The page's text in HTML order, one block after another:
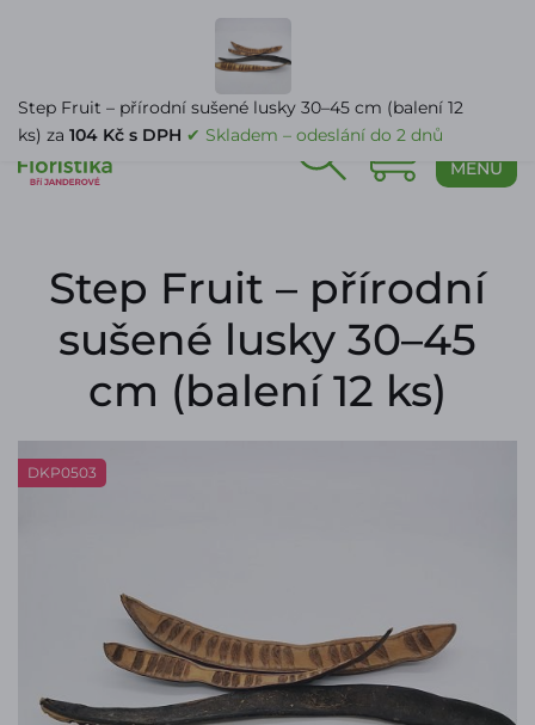
MENU
Step Fruit – přírodní
sušené lusky 30–45
cm (balení 12 ks)
DKP0503
Step Fruit – přírodní sušené lusky 30–45 cm (balení 12
ks) za 104 Kč s DPH ✔ Skladem – odeslání do 2 dnů